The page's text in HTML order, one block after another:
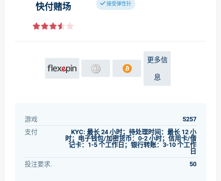
快付赌场 接受弹性针
更多信
息
游戏
5257
支付
KYC: 最长 24 小时；待处理时间：最长 12 小
时；电子钱包/加密货币：0-2 小时；信用卡/借
记卡：1-5 个工作日；银行转账：3-10 个工作
日
投注要求.
50